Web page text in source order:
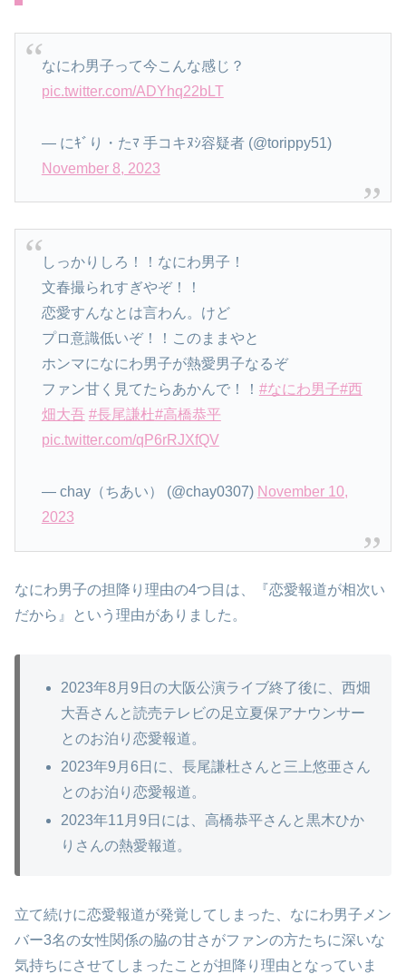
なにわ男子って今こんな感じ？
pic.twitter.com/ADYhq22bLT
— にｷﾞり・たﾏ 手コキﾇｼ容疑者 (@torippy51)
November 8, 2023
しっかりしろ！！なにわ男子！
文春撮られすぎやぞ！！
恋愛すんなとは言わん。けど
プロ意識低いぞ！！このままやと
ホンマになにわ男子が熱愛男子なるぞ
ファン甘く見てたらあかんで！！ #なにわ男子#西
畑大吾 #長尾謙杜#高橋恭平
pic.twitter.com/qP6rRJXfQV
— chay（ちあい） (@chay0307) November 10,
2023
なにわ男子の担降り理由の4つ目は、『恋愛報道が相次い
だから』という理由がありました。
2023年8月9日の大阪公演ライブ終了後に、西畑
大吾さんと読売テレビの足立夏保アナウンサー
とのお泊り恋愛報道。
2023年9月6日に、長尾謙杜さんと三上悠亜さん
とのお泊り恋愛報道。
2023年11月9日には、高橋恭平さんと黒木ひか
りさんの熱愛報道。
立て続けに恋愛報道が発覚してしまった、なにわ男子メン
バー3名の女性関係の脇の甘さがファンの方たちに深いな
気持ちにさせてしまったことが担降り理由となっていま